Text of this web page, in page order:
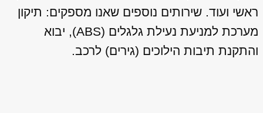
ראשי ועוד. שירותים נוספים שאנו מספקים: תיקון
מערכת למניעת נעילת גלגלים (ABS), יבוא
והתקנת תיבות הילוכים (גירים) לרכב.